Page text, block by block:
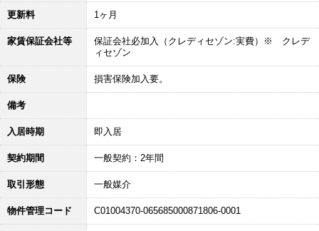
更新料 1ヶ月
家賃保証会社等
保証会社必加入（クレディセゾン:実費）※ クレデ
ィセゾン
保険 損害保険加入要。
備考
入居時期 即入居
契約期間 一般契約：2年間
取引形態 一般媒介
物件管理コード C01004370-065685000871806-0001